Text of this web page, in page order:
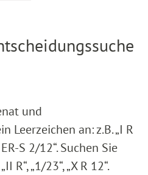
und
Leerzeichen an: z.B. „I R
S 2/12“. Suchen Sie
R“, „1/23“, „X R 12“.